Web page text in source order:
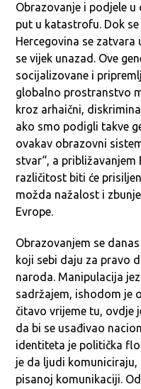
Obrazovanje i podjele
put u katastrofu. Dok
Hercegovina se
se vijek unazad. Ove
socijalizovane i
globalno prostranstvo
kroz arhaični,
ako smo podigli takve
ovakav obrazovni
stvar“, a približavanjem
različitost biti će
možda nažalost i
Evrope.
Obrazovanjem se
koji sebi daju za pravo
naroda. Manipulacija
sadržajem, ishodom je
čitavo vrijeme tu, ovdje
da bi se usađivao
identiteta je politička
je da ljudi
pisanoj komunikaciji.